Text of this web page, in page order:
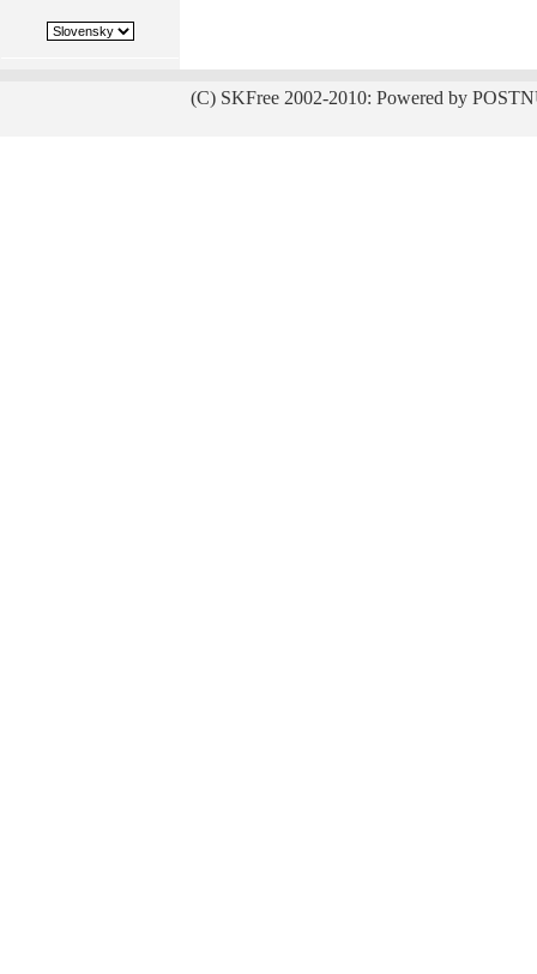
(C) SKFree 2002-2010: Powered by